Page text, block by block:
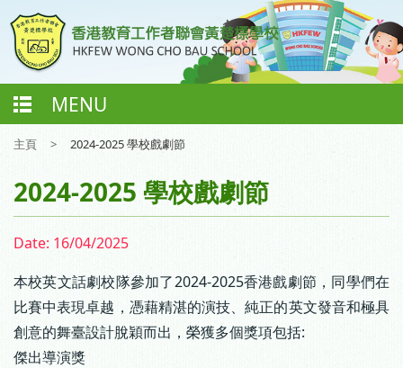
MENU
主頁 > 2024-2025 學校戲劇節
2024-2025 學校戲劇節
Date: 16/04/2025
本校英文話劇校隊參加了2024-2025香港戲劇節，同學們在
比賽中表現卓越，憑藉精湛的演技、純正的英文發音和極具
創意的舞臺設計脫穎而出，榮獲多個獎項包括:
傑出導演獎